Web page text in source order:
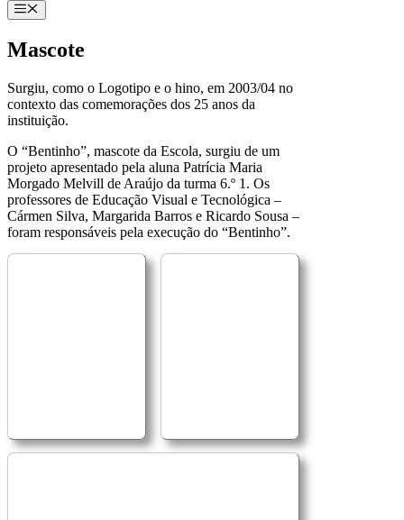
Menu
Mascote
Surgiu, como o Logotipo e o hino, em 2003/04 no
contexto das comemorações dos 25 anos da
instituição.
O “Bentinho”, mascote da Escola, surgiu de um
projeto apresentado pela aluna Patrícia Maria
Morgado Melvill de Araújo da turma 6.º 1. Os
professores de Educação Visual e Tecnológica –
Cármen Silva, Margarida Barros e Ricardo Sousa –
foram responsáveis pela execução do “Bentinho”.